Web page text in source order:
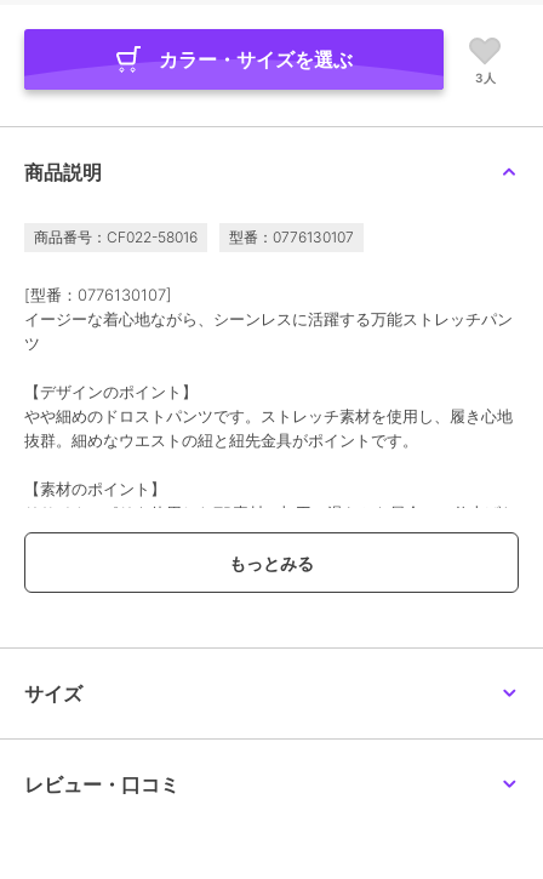
カラー・サイズを選ぶ
3人
商品説明
商品番号：CF022-58016 型番：0776130107
[型番：0776130107]
イージーな着心地ながら、シーンレスに活躍する万能ストレッチパン
ツ
【デザインのポイント】
やや細めのドロストパンツです。ストレッチ素材を使用し、履き心地
抜群。細めなウエストの紐と紐先金具がポイントです。
【素材のポイント】
リサイクルポリを使用したTR素材に加工で滑らかな風合いに仕上げた
生地です。2WAYストレッチで着心地がよく、ノンストレス素材で
きれい見えするため、オンオフ兼用で着用いただけます。
透け感／なし|裏地／なし|光沢／なし|生地の厚さ／普通|伸縮性／やや
期間限定セール開催中
サイズ
レビュー・口コミ